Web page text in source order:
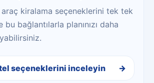
kiralama seçeneklerini tek tek
bağlantılarla planınızı daha
seçeneklerini inceleyin